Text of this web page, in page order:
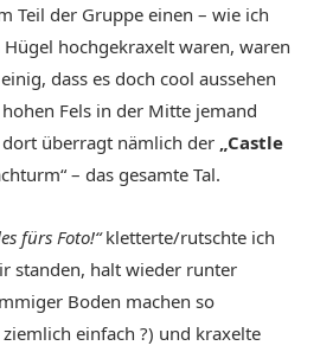
Teil der Gruppe einen – wie ich
hochgekraxelt waren, waren
dass es doch cool aussehen
Fels in der Mitte jemand
überragt nämlich der „Castle
– das gesamte Tal.
fürs Foto!“kletterte/rutschte ich
standen, halt wieder runter
Boden machen so
einfach ?) und kraxelte